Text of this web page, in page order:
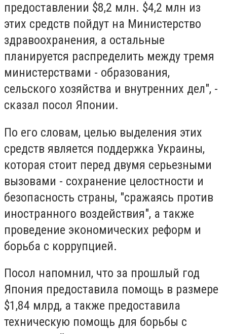
предоставлении $8,2 млн. $4,2 млн из
этих средств пойдут на Министерство
здравоохранения, а остальные
планируется распределить между тремя
министерствами - образования,
сельского хозяйства и внутренних дел", -
сказал посол Японии.
По его словам, целью выделения этих
средств является поддержка Украины,
которая стоит перед двумя серьезными
вызовами - сохранение целостности и
безопасность страны, "сражаясь против
иностранного воздействия", а также
проведение экономических реформ и
борьба с коррупцией.
Посол напомнил, что за прошлый год
Япония предоставила помощь в размере
$1,84 млрд, а также предоставила
техническую помощь для борьбы с